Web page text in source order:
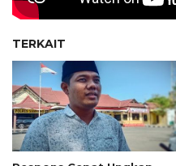
TERKAIT